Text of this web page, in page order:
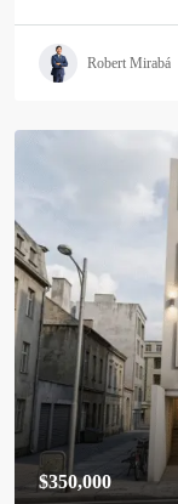
Robert Mirabá
$350,000